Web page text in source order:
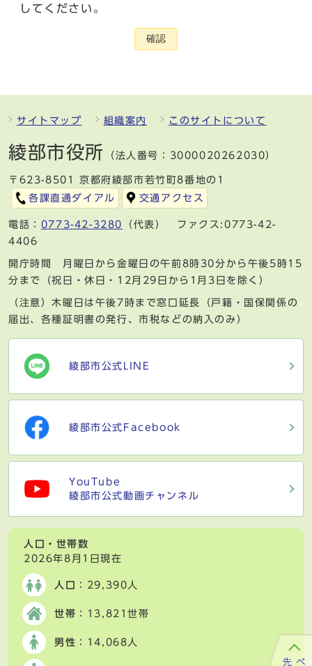
してください。
確認
サイトマップ 組織案内 このサイトについて
綾部市役所 （法人番号：3000020262030）
〒623-8501 京都府綾部市若竹町8番地の1
各課直通ダイアル
交通アクセス
電話： 0773-42-3280
（代表） ファクス:0773-42-
4406
開庁時間 月曜日から金曜日の午前8時30分から午後5時15
分まで（祝日・休日・12月29日から1月3日を除く）
（注意）木曜日は午後7時まで窓口延長（戸籍・国保関係の
届出、各種証明書の発行、市税などの納入のみ）
綾部市公式LINE
綾部市公式Facebook
YouTube
綾部市公式動画チャンネル
人口・世帯数
2026年8月1日現在
人口 ：29,390人
世帯 ：13,821世帯
男性 ：14,068人